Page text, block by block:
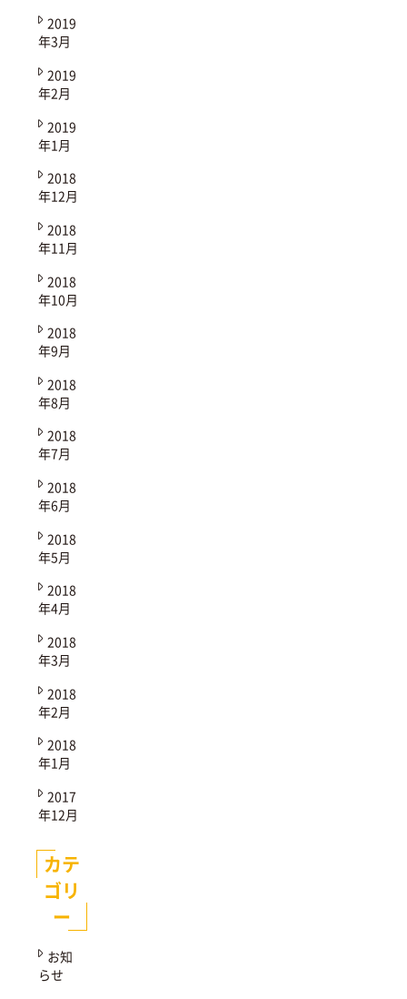
2019
年3月
2019
年2月
2019
年1月
2018
年12月
2018
年11月
2018
年10月
2018
年9月
2018
年8月
2018
年7月
2018
年6月
2018
年5月
2018
年4月
2018
年3月
2018
年2月
2018
年1月
2017
年12月
カテ
ゴリ
ー
お知
らせ